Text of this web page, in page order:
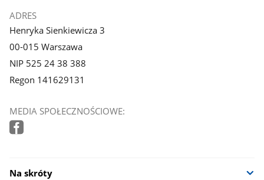
ADRES
Henryka Sienkiewicza 3
00-015 Warszawa
NIP 525 24 38 388
Regon 141629131
MEDIA SPOŁECZNOŚCIOWE:
Na skróty